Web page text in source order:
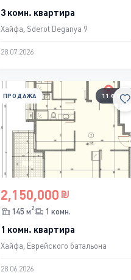
3 комн. квартира
Хайфа, Sderot Deganya 9
28.07.2026
11 ФОТО
ПРОДАЖА
2,150,000
145 м2 1 комн.
1 комн. квартира
Хайфа, Еврейского батальона
28.06.2026